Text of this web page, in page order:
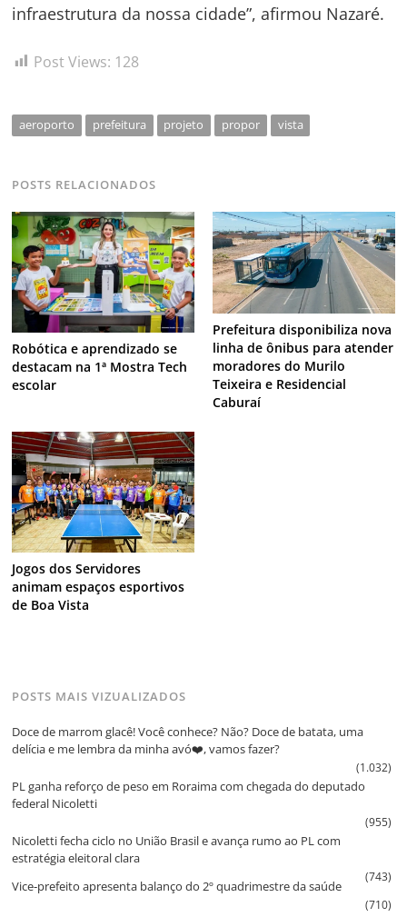
infraestrutura da nossa cidade”, afirmou Nazaré.
Post Views: 128
aeroporto prefeitura projeto propor vista
POSTS RELACIONADOS
Robótica e aprendizado se
destacam na 1ª Mostra Tech
escolar
Prefeitura disponibiliza nova
linha de ônibus para atender
moradores do Murilo
Teixeira e Residencial
Caburaí
Jogos dos Servidores
animam espaços esportivos
de Boa Vista
POSTS MAIS VIZUALIZADOS
Doce de marrom glacê! Você conhece? Não? Doce de batata, uma
delícia e me lembra da minha avó❤️, vamos fazer?
(1.032)
PL ganha reforço de peso em Roraima com chegada do deputado
federal Nicoletti
(955)
Nicoletti fecha ciclo no União Brasil e avança rumo ao PL com
estratégia eleitoral clara
(743)
Vice‑prefeito apresenta balanço do 2º quadrimestre da saúde
(710)